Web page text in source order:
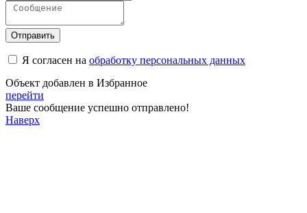
Отправить
Я согласен на обработку персональных данных
Объект добавлен в Избранное
перейти
Ваше сообщение успешно отправлено!
Наверх